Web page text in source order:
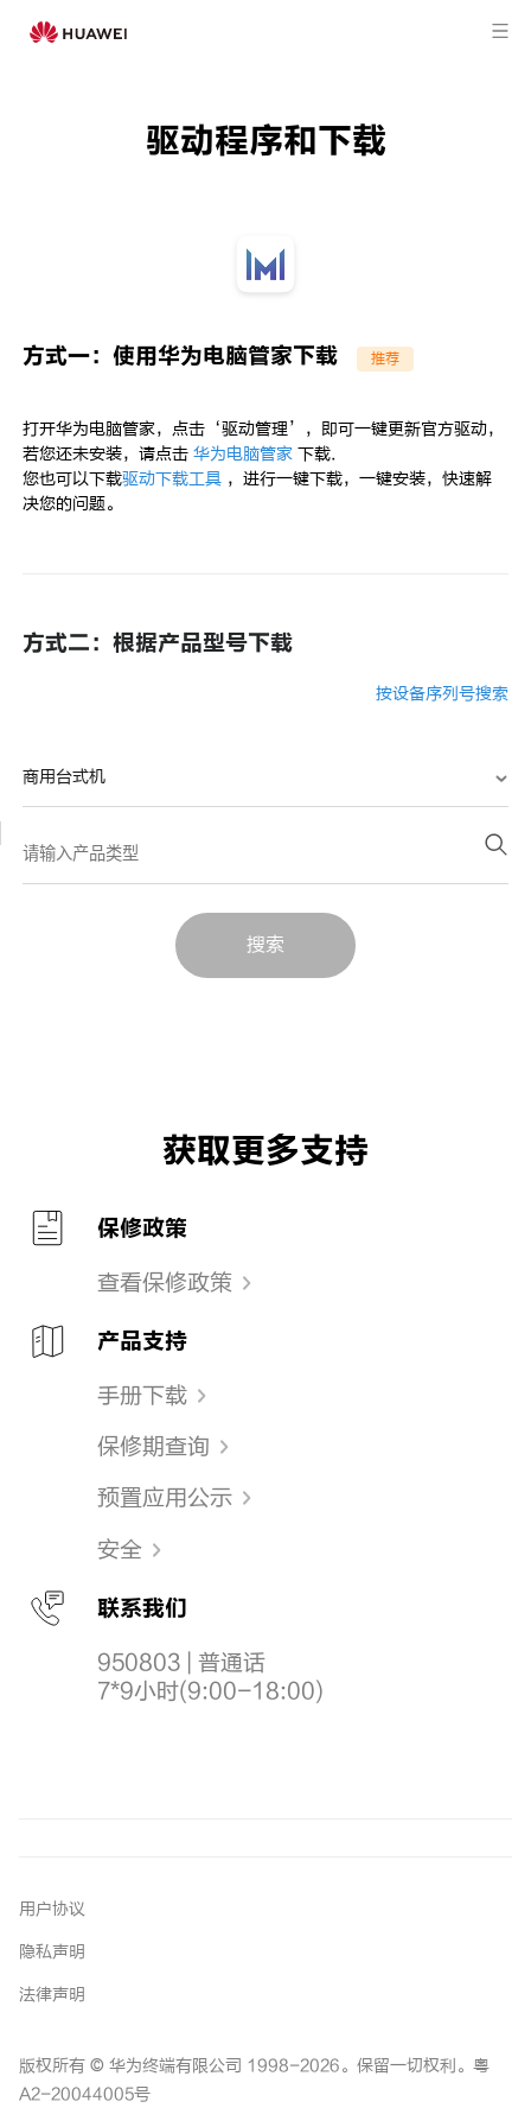
驱动程序和下载
方式一：使用华为电脑管家下载 推荐
打开华为电脑管家，点击‘驱动管理’，即可一键更新官方驱动，
若您还未安装，请点击华为电脑管家 下载.
您也可以下载驱动下载工具 ，进行一键下载，一键安装，快速解
决您的问题。
方式二：根据产品型号下载
按设备序列号搜索
商用台式机
搜索
获取更多支持
保修政策
查看保修政策
产品支持
手册下载
保修期查询
预置应用公示
安全
联系我们
950803 | 普通话
7*9小时(9:00-18:00)
版权所有 © 华为终端有限公司 1998-2026。保留一切权利。粤
A2-20044005号
用户协议
隐私声明
法律声明